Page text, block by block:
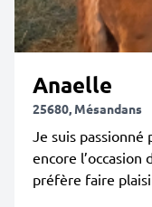
Anaelle
25680, Mésandans
Je suis passionné
encore l’occasion
préfère faire